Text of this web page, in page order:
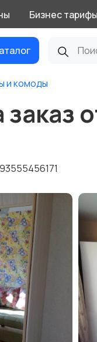
Бизнес тарифы
и комоды